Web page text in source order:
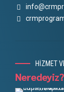
HİZMET
Neredeyiz?